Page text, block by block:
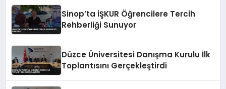
Sinop’ta İŞKUR Öğrencilere Tercih
Rehberliği Sunuyor
Düzce Üniversitesi Danışma Kurulu İlk
Toplantısını Gerçekleştirdi